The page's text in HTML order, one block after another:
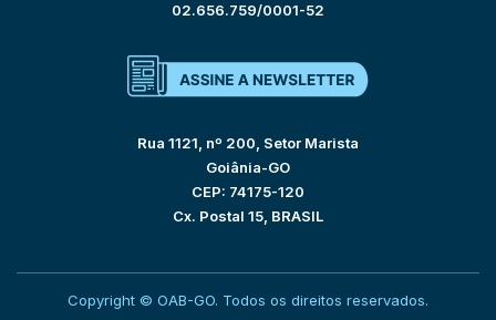
02.656.759/0001-52
Rua 1121, nº 200, Setor Marista
Goiânia-GO
CEP: 74175-120
Cx. Postal 15, BRASIL
Copyright © OAB-GO. Todos os direitos reservados.